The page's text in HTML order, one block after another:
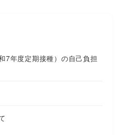
7年度定期接種）の自己負担